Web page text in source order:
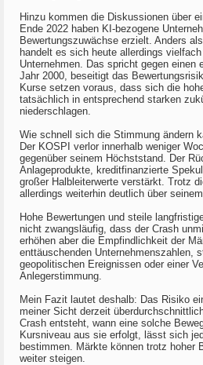
Hinzu kommen die Diskussionen über
Ende 2022 haben KI-bezogene
Bewertungszuwächse erzielt. Anders
handelt es sich heute allerdings
Unternehmen. Das spricht gegen einen
Jahr 2000, beseitigt das
Kurse setzen voraus, dass sich die
tatsächlich in entsprechend starken
niederschlagen.
Wie schnell sich die Stimmung ändern
Der KOSPI verlor innerhalb weniger
gegenüber seinem Höchststand. Der
Anlageprodukte, kreditfinanzierte
großer Halbleiterwerte verstärkt. Trotz
allerdings weiterhin deutlich über
Hohe Bewertungen und steile
nicht zwangsläufig, dass der Crash
erhöhen aber die Empfindlichkeit der
enttäuschenden Unternehmenszahlen,
geopolitischen Ereignissen oder einer
Anlegerstimmung.
Mein Fazit lautet deshalb: Das Risiko
meiner Sicht derzeit
Crash entsteht, wann eine solche
Kursniveau aus sie erfolgt, lässt sich
bestimmen. Märkte können trotz hoher
weiter steigen.